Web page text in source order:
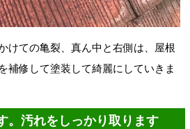
けての亀裂、真ん中と右側は、屋根
補修して塗装して綺麗にしていきま
。汚れをしっかり取ります